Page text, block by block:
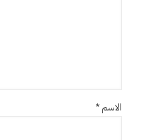
الاسم *